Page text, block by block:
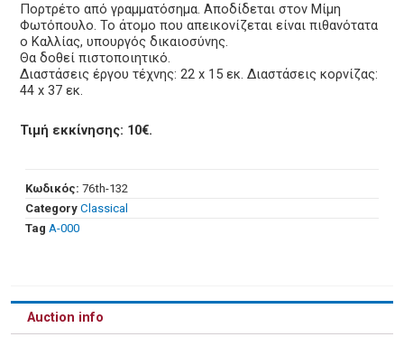
Πορτρέτο από γραμματόσημα. Αποδίδεται στον Μίμη
Φωτόπουλο. Το άτομο που απεικονίζεται είναι πιθανότατα
ο Καλλίας, υπουργός δικαιοσύνης.
Θα δοθεί πιστοποιητικό.
Διαστάσεις έργου τέχνης: 22 x 15 εκ. Διαστάσεις κορνίζας:
44 x 37 εκ.
Τιμή εκκίνησης: 10€.
Κωδικός: 76th-132
Category Classical
Tag Α-000
Auction info